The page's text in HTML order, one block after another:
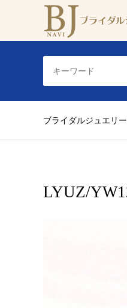
ブライダルジュエリ
LYUZ/